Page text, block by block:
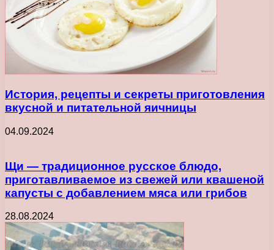
История, рецепты и секреты приготовления
вкусной и питательной яичницы
04.09.2024
Щи — традиционное русское блюдо,
приготавливаемое из свежей или квашеной
капусты с добавлением мяса или грибов
28.08.2024